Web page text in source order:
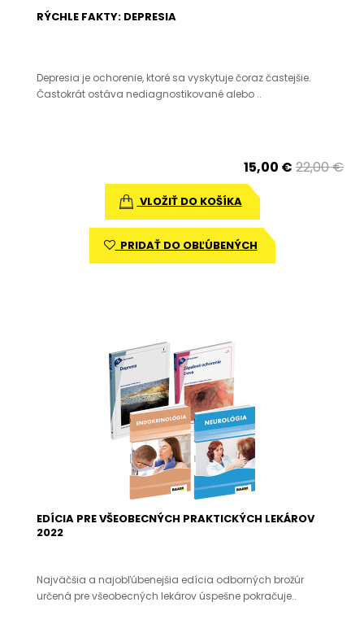
RÝCHLE FAKTY: DEPRESIA
Depresia je ochorenie, ktoré sa vyskytuje čoraz častejšie.
Častokrát ostáva nediagnostikované alebo ..
15,00 € 22,00 €
VLOŽIŤ DO KOŠÍKA
PRIDAŤ DO OBĽÚBENÝCH
EDÍCIA PRE VŠEOBECNÝCH PRAKTICKÝCH LEKÁROV
2022
Najväčšia a najobľúbenejšia edícia odborných brožúr
určená pre všeobecných lekárov úspešne pokračuje..